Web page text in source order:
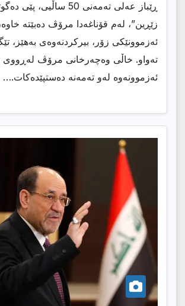
ڕێباز عەلى تەمەنی 50
زێڕین”، لەم قۆناغەدا مرۆڤ دەبێتە
ئەزموونێکی زۆر، بیرکردنەوەی بەهێز،
تەواو. خاڵی وەچەرخانی مرۆڤ لەڕووی
ئەزموونەوە لەو تەمەنە دەستپێدەکات.…